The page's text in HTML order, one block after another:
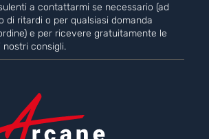
a contattarmi se necessario (ad
di ritardi o per qualsiasi domanda
e per ricevere gratuitamente le
nostri consigli.